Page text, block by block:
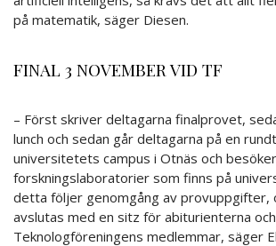
på matematik, säger Diesen.
FINAL 3 NOVEMBER VID TF
– Först skriver deltagarna finalprovet,
lunch och sedan går deltagarna på en
universitetets campus i Otnäs och
forskningslaboratorier som finns på
detta följer genomgång av provuppgifter,
avslutas med en sitz för abiturienterna och
Teknologföreningens medlemmar, säger